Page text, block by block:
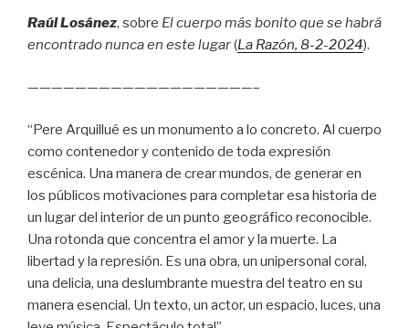
Raúl Losánez, sobre El cuerpo más bonito que se habrá
encontrado nunca en este lugar(La Razón, 8-2-2024).
———————————————————–
“Pere Arquillué es un monumento a lo concreto. Al cuerpo
como contenedor y contenido de toda expresión
escénica. Una manera de crear mundos, de generar en
los públicos motivaciones para completar esa historia de
un lugar del interior de un punto geográfico reconocible.
Una rotonda que concentra el amor y la muerte. La
libertad y la represión. Es una obra, un unipersonal coral,
una delicia, una deslumbrante muestra del teatro en su
manera esencial. Un texto, un actor, un espacio, luces, una